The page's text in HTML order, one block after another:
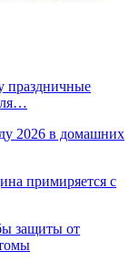
праздничные
2026 в домашних
примиряется с
защиты от